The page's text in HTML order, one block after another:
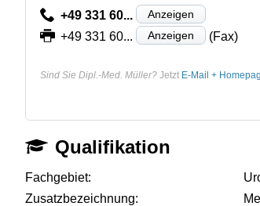
+49 331 60... Anzeigen
+49 331 60... Anzeigen (Fax)
Sind Sie Dipl.-Med. Müller? Jetzt E-Mail +
Qualifikation
Fachgebiet:
Zusatzbezeichnung: